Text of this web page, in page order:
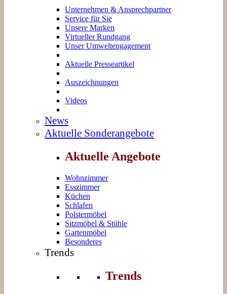
Unternehmen & Ansprechpartner
Service für Sie
Unsere Marken
Virtueller Rundgang
Unser Umweltengagement
Aktuelle Presseartikel
Auszeichnungen
Videos
News
Aktuelle Sonderangebote
Aktuelle Angebote
Wohnzimmer
Esszimmer
Küchen
Schlafen
Polstermöbel
Sitzmöbel & Stühle
Gartenmöbel
Besonderes
Trends
Trends